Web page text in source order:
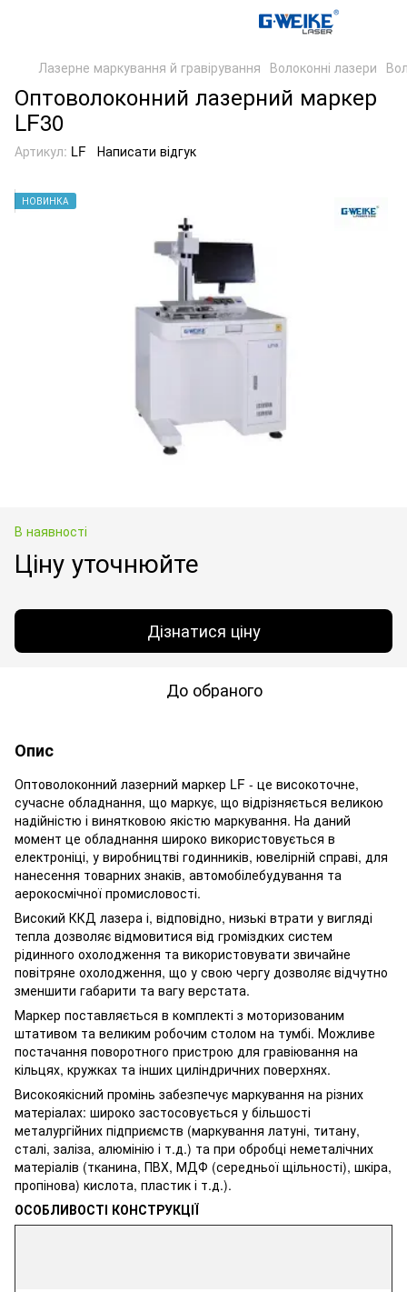
Лазерне маркування й гравірування Волоконні лазери
Оптоволоконний лазерний маркер
LF30
Артикул: LF Написати відгук
НОВИНКА
В наявності
Ціну уточнюйте
Дізнатися ціну
До обраного
Опис
Оптоволоконний лазерний маркер LF - це високоточне,
сучасне обладнання, що маркує, що відрізняється великою
надійністю і винятковою якістю маркування. На даний
момент це обладнання широко використовується в
електроніці, у виробництві годинників, ювелірній справі, для
нанесення товарних знаків, автомобілебудування та
аерокосмічної промисловості.
Високий ККД лазера і, відповідно, низькі втрати у вигляді
тепла дозволяє відмовитися від громіздких систем
рідинного охолодження та використовувати звичайне
повітряне охолодження, що у свою чергу дозволяє відчутно
зменшити габарити та вагу верстата.
Маркер поставляється в комплекті з моторизованим
штативом та великим робочим столом на тумбі. Можливе
постачання поворотного пристрою для гравіювання на
кільцях, кружках та інших циліндричних поверхнях.
Високоякісний промінь забезпечує маркування на різних
матеріалах: широко застосовується у більшості
металургійних підприємств (маркування латуні, титану,
сталі, заліза, алюмінію і т.д.) та при обробці неметалічних
матеріалів (тканина, ПВХ, МДФ (середньої щільності), шкіра,
пропінова) кислота, пластик і т.д.).
ОСОБЛИВОСТІ КОНСТРУКЦІЇ